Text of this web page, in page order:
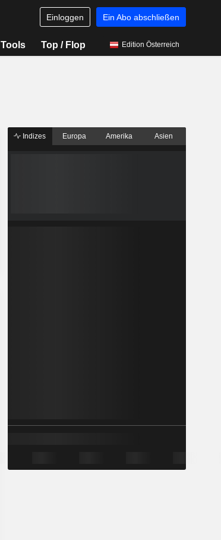
Einloggen Ein Abo abschließen
Tools Top / Flop Edition Österreich
Indizes Europa Amerika Asien